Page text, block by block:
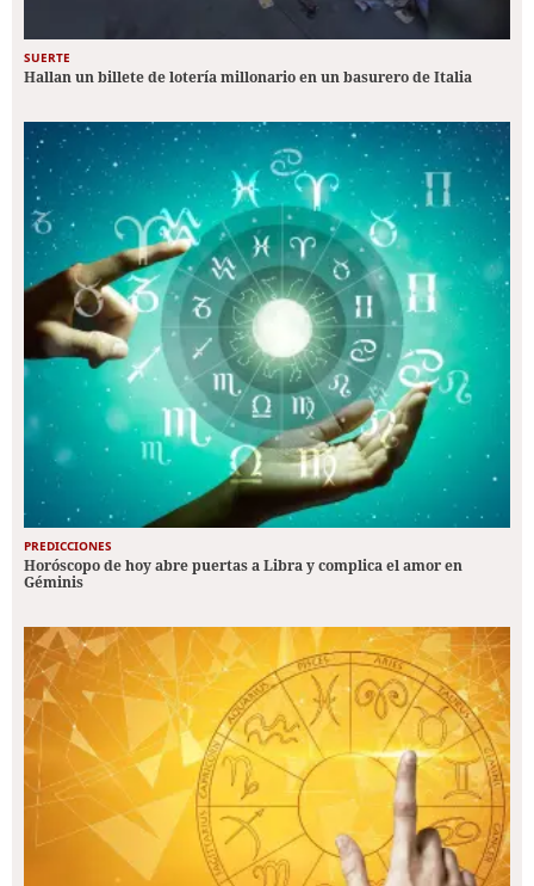
SUERTE
Hallan un billete de lotería millonario en un basurero de Italia
PREDICCIONES
Horóscopo de hoy abre puertas a Libra y complica el amor en
Géminis